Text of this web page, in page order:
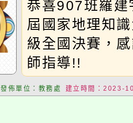
恭喜907班羅
屆國家地理知
級全國決賽，
師指導!!
發佈單位：教務處 建立時間：2023-